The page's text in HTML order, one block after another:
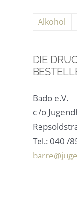
Alkohol
DIE
Bado e.V.
c /o
Tel.: 040 /